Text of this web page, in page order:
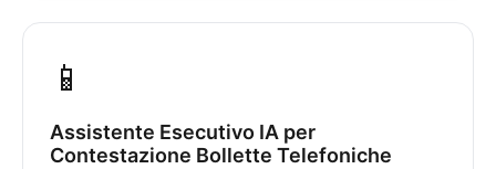
📱
Assistente Esecutivo IA per
Contestazione Bollette Telefoniche